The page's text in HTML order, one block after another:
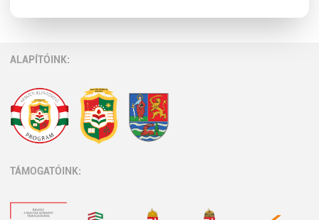
ALAPÍTÓINK:
TÁMOGATÓINK: